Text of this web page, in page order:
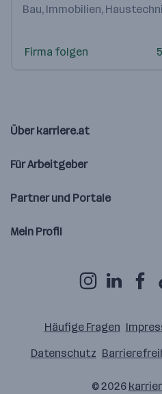
Bau, Immobilien,
Firma folgen
Über karriere.at
Für Arbeitgeber
Partner und Portale
Mein Profil
Häufige Fragen
Datenschutz
© 2026